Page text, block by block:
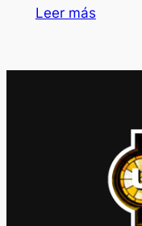
Leer más